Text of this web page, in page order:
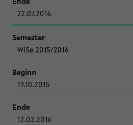
22.07.2016
WiSe 2015/2016
19.10.2015
12.02.2016